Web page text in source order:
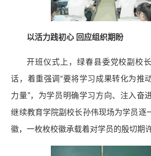
以活力践初心 回应组织期盼
开班仪式上，绿春县委党校副校
话，着重强调“要将学习成果转化为推
力量”，为学员明确学习方向、注入奋
继续教育学院副校长孙伟现场为学员逐
徽，一枚枚校徽承载着对学员的殷切期